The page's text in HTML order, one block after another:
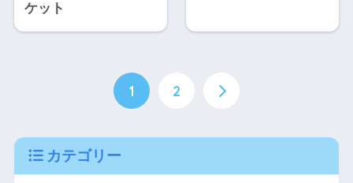
ケット
1 2
カテゴリー